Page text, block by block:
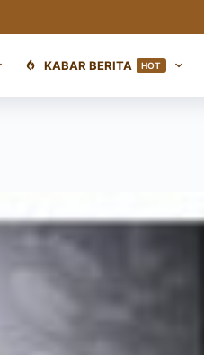
KABAR BERITA HOT